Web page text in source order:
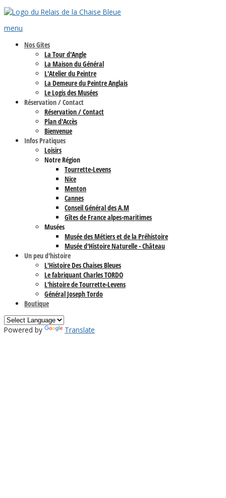
menu
Nos Gites
La Tour d'Angle
La Maison du Général
L'Atelier du Peintre
La Demeure du Peintre Anglais
Le Logis des Musées
Réservation / Contact
Réservation / Contact
Plan d'Accès
Bienvenue
Infos Pratiques
Loisirs
Notre Région
Tourrette-Levens
Nice
Menton
Cannes
Conseil Général des A.M
Gîtes de France alpes-maritimes
Musées
Musée des Métiers et de la Préhistoire
Musée d'Histoire Naturelle - Château
Un peu d'histoire
L'Histoire Des Chaises Bleues
Le fabriquant Charles TORDO
L'histoire de Tourrette-Levens
Général Joseph Tordo
Boutique
Powered by Translate